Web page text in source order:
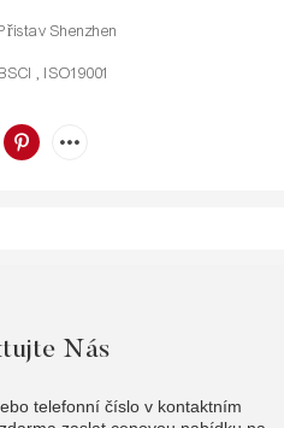
Shenzhen
, ISO19001
Nás
telefonní číslo v kontaktním